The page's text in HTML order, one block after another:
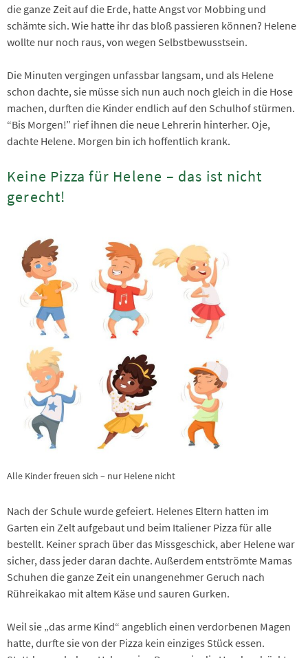
die ganze Zeit auf die Erde, hatte Angst vor Mobbing und
schämte sich. Wie hatte ihr das bloß passieren können? Helene
wollte nur noch raus, von wegen Selbstbewusstsein.
Die Minuten vergingen unfassbar langsam, und als Helene
schon dachte, sie müsse sich nun auch noch gleich in die Hose
machen, durften die Kinder endlich auf den Schulhof stürmen.
“Bis Morgen!” rief ihnen die neue Lehrerin hinterher. Oje,
dachte Helene. Morgen bin ich hoffentlich krank.
Keine Pizza für Helene – das ist nicht
gerecht!
Alle Kinder freuen sich – nur Helene nicht
Nach der Schule wurde gefeiert. Helenes Eltern hatten im
Garten ein Zelt aufgebaut und beim Italiener Pizza für alle
bestellt. Keiner sprach über das Missgeschick, aber Helene war
sicher, dass jeder daran dachte. Außerdem entströmte Mamas
Schuhen die ganze Zeit ein unangenehmer Geruch nach
Rühreikakao mit altem Käse und sauren Gurken.
Weil sie „das arme Kind“ angeblich einen verdorbenen Magen
hatte, durfte sie von der Pizza kein einziges Stück essen.